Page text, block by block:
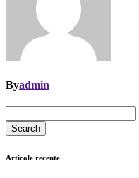
Byadmin
Search
Articole recente